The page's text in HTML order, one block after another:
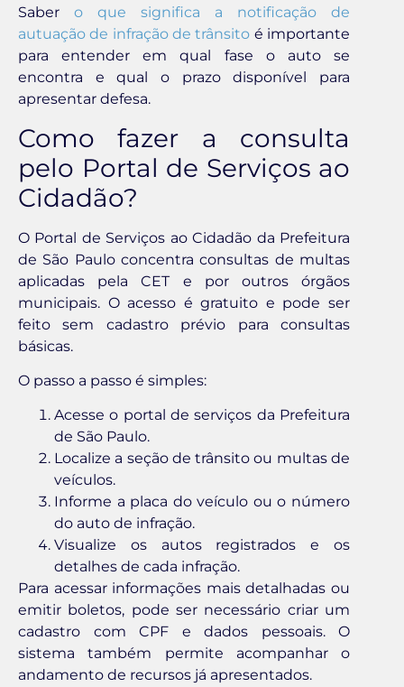
Saber o que significa a notificação de
autuação de infração de trânsito é importante
para entender em qual fase o auto se
encontra e qual o prazo disponível para
apresentar defesa.
Como fazer a consulta
pelo Portal de Serviços ao
Cidadão?
O Portal de Serviços ao Cidadão da Prefeitura
de São Paulo concentra consultas de multas
aplicadas pela CET e por outros órgãos
municipais. O acesso é gratuito e pode ser
feito sem cadastro prévio para consultas
básicas.
O passo a passo é simples:
Acesse o portal de serviços da Prefeitura
de São Paulo.
Localize a seção de trânsito ou multas de
veículos.
Informe a placa do veículo ou o número
do auto de infração.
Visualize os autos registrados e os
detalhes de cada infração.
Para acessar informações mais detalhadas ou
emitir boletos, pode ser necessário criar um
cadastro com CPF e dados pessoais. O
sistema também permite acompanhar o
andamento de recursos já apresentados.